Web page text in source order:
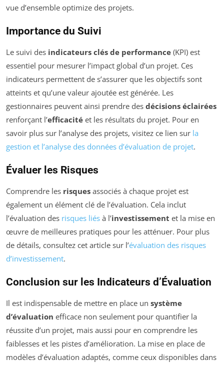
vue d’ensemble optimize des projets.
Importance du Suivi
Le suivi des indicateurs clés de performance (KPI) est
essentiel pour mesurer l’impact global d’un projet. Ces
indicateurs permettent de s’assurer que les objectifs sont
atteints et qu’une valeur ajoutée est générée. Les
gestionnaires peuvent ainsi prendre des décisions éclairées
renforçant l’efficacité et les résultats du projet. Pour en
savoir plus sur l’analyse des projets, visitez ce lien sur la
gestion et l’analyse des données d’évaluation de projet.
Évaluer les Risques
Comprendre les risques associés à chaque projet est
également un élément clé de l’évaluation. Cela inclut
l’évaluation des risques liés à l’investissement et la mise en
œuvre de meilleures pratiques pour les atténuer. Pour plus
de détails, consultez cet article sur l’évaluation des risques
d’investissement.
Conclusion sur les Indicateurs d’Évaluation
Il est indispensable de mettre en place un système
d’évaluation efficace non seulement pour quantifier la
réussite d’un projet, mais aussi pour en comprendre les
faiblesses et les pistes d’amélioration. La mise en place de
modèles d’évaluation adaptés, comme ceux disponibles dans